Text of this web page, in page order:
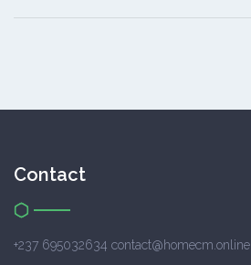
Contact
+237 695032634 contact@homecm.online